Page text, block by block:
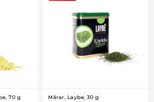
70 g Mărar, Laybe, 30 g